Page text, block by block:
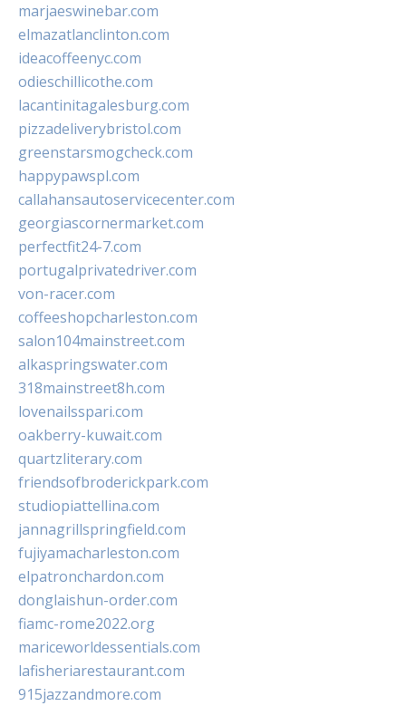
marjaeswinebar.com
elmazatlanclinton.com
ideacoffeenyc.com
odieschillicothe.com
lacantinitagalesburg.com
pizzadeliverybristol.com
greenstarsmogcheck.com
happypawspl.com
callahansautoservicecenter.com
georgiascornermarket.com
perfectfit24-7.com
portugalprivatedriver.com
von-racer.com
coffeeshopcharleston.com
salon104mainstreet.com
alkaspringswater.com
318mainstreet8h.com
lovenailsspari.com
oakberry-kuwait.com
quartzliterary.com
friendsofbroderickpark.com
studiopiattellina.com
jannagrillspringfield.com
fujiyamacharleston.com
elpatronchardon.com
donglaishun-order.com
fiamc-rome2022.org
mariceworldessentials.com
lafisheriarestaurant.com
915jazzandmore.com